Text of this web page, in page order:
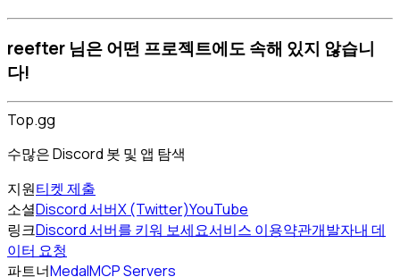
reefter 님은 어떤 프로젝트에도 속해 있지 않습니
다!
Top.gg
수많은 Discord 봇 및 앱 탐색
지원티켓 제출
소셜Discord 서버X (Twitter)YouTube
링크Discord 서버를 키워 보세요서비스 이용약관개발자내 데
이터 요청
파트너MedalMCP Servers